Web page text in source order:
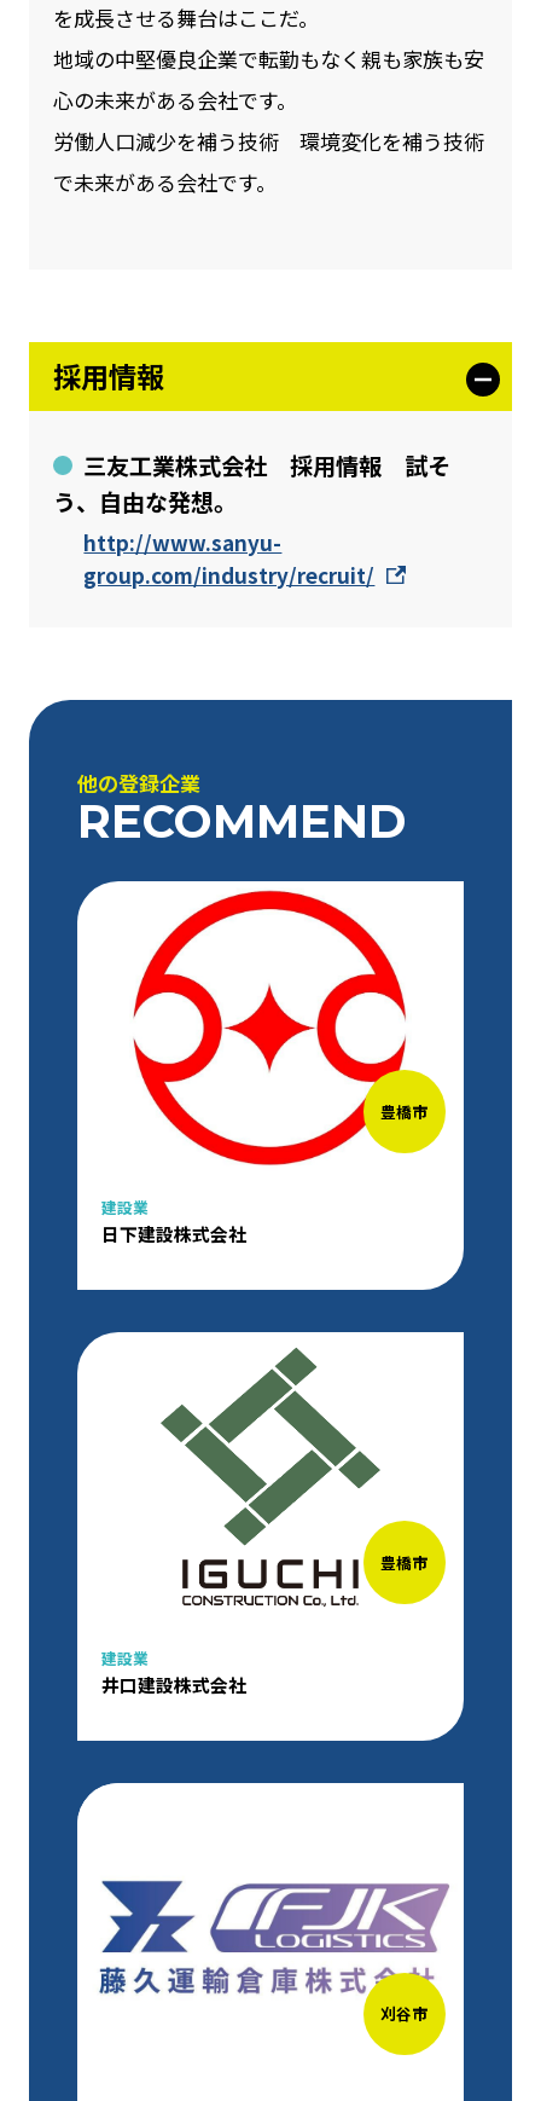
を成長させる舞台はここだ。
地域の中堅優良企業で転勤もなく親も家族も安
心の未来がある会社です。
労働人口減少を補う技術 環境変化を補う技術
で未来がある会社です。
採用情報
三友工業株式会社 採用情報 試そ
う、自由な発想。
http://www.sanyu-
group.com/industry/recruit/
他の登録企業
RECOMMEND
豊橋市
建設業
日下建設株式会社
豊橋市
建設業
井口建設株式会社
刈谷市